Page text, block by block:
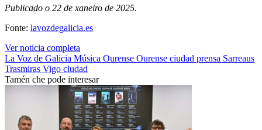
Publicado o 22 de xaneiro de 2025.
Fonte: lavozdegalicia.es
Ver noticia completa
La Voz de Galicia Música Ourense Ourense ciudad prensa Sarreaus
Trasmiras Vigo ciudad
Tamén che pode interesar